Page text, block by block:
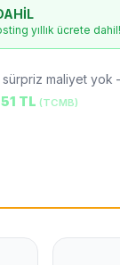
yıllık ücrete dahil!
sürpriz maliyet
TL (TCMB)